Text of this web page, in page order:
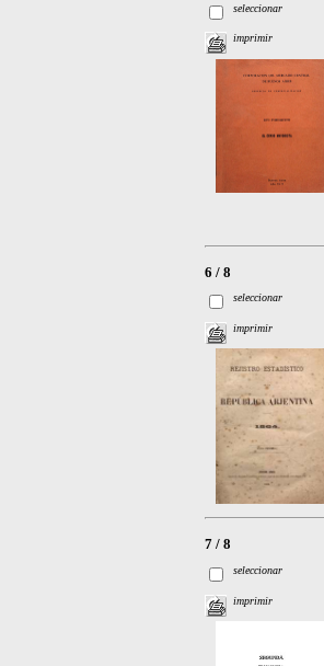
seleccionar
imprimir
6 / 8
seleccionar
imprimir
7 / 8
seleccionar
imprimir